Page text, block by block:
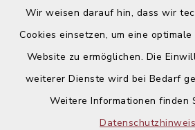
Wir weisen darauf hin, dass wir
Cookies einsetzen, um eine
Website zu ermöglichen. Die
weiterer Dienste wird bei Bedarf
Weitere Informationen finden
Kontakt